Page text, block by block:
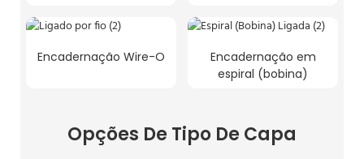
Encadernação Wire-O
Encadernação em
espiral (bobina)
Opções De Tipo De Capa